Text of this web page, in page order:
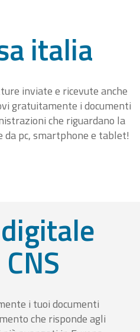
italia
inviate e ricevute anche
gratuitamente i documenti
che riguardano la
pc, smartphone e tablet!
i tuoi documenti
che risponde agli